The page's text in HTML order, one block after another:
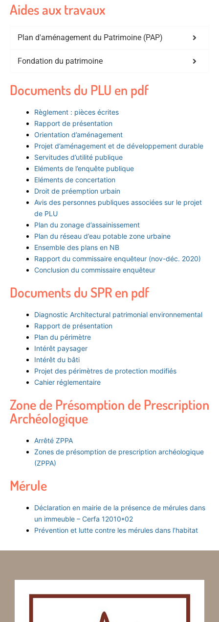
Aides aux travaux
Plan d'aménagement du Patrimoine (PAP)
Fondation du patrimoine
Documents du PLU en pdf
Règlement : pièces écrites
Rapport de présentation
Orientation d’aménagement
Projet d’aménagement et de développement durable
Servitudes d’utilité publique
Eléments de l’enquête publique
Eléments de concertation
Droit de préemption urbain
Avis des personnes publiques associées sur le projet
de PLU
Plan du zonage d’assainissement
Plan du réseau d’eau potable zone urbaine
Ensemble des plans en NB
Rapport du commissaire enquêteur (nov-déc. 2020)
Conclusion du commissaire enquêteur
Documents du SPR en pdf
Diagnostic Architectural patrimonial environnemental
Rapport de présentation
Plan du périmètre
Intérêt paysager
Intérêt du bâti
Projet des périmètres de protection modifiés
Cahier réglementaire
Zone de Présomption de Prescription
Archéologique
Arrêté ZPPA
Zones de présomption de prescription archéologique
(ZPPA)
Mérule
Déclaration en mairie de la présence de mérules dans
un immeuble – Cerfa 12010*02
Prévention et lutte contre les mérules dans l’habitat